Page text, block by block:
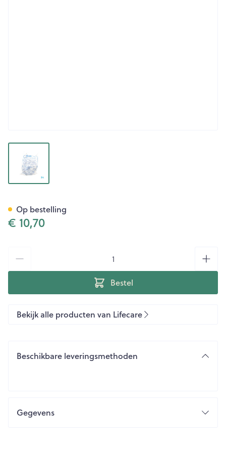
€ 10,70
Bestel
Op bestelling
Bekijk alle producten van Lifecare
Beschikbare leveringsmethoden
Gegevens